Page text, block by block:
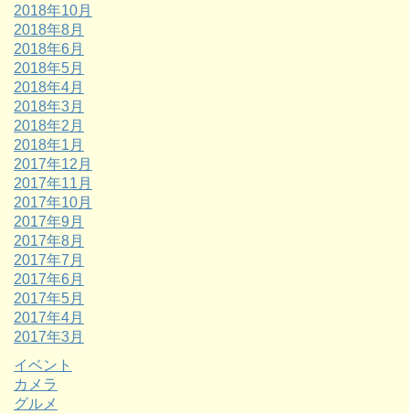
2018年10月
2018年8月
2018年6月
2018年5月
2018年4月
2018年3月
2018年2月
2018年1月
2017年12月
2017年11月
2017年10月
2017年9月
2017年8月
2017年7月
2017年6月
2017年5月
2017年4月
2017年3月
イベント
カメラ
グルメ